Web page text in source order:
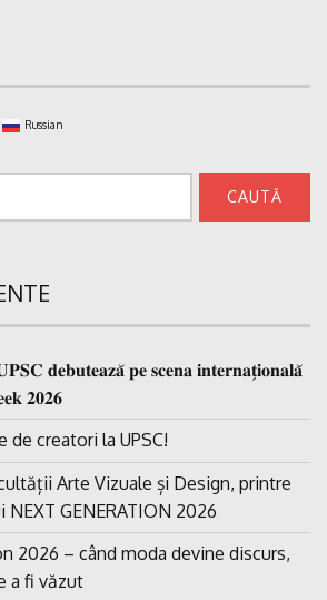
Russian
𝐔𝐏𝐒𝐂 𝐝𝐞𝐛𝐮𝐭𝐞𝐚𝐳𝐚̆ 𝐩𝐞 𝐬𝐜𝐞𝐧𝐚 𝐢𝐧𝐭𝐞𝐫𝐧𝐚𝐭̗𝐢𝐨𝐧𝐚𝐥𝐚̆
𝟐𝟎𝟐𝟔
de creatori la UPSC!
Arte Vizuale și Design, printre
GENERATION 2026
2026 – când moda devine discurs,
a fi văzut